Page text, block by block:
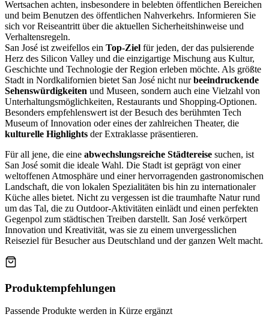
Wertsachen achten, insbesondere in belebten öffentlichen Bereichen
und beim Benutzen des öffentlichen Nahverkehrs. Informieren Sie
sich vor Reiseantritt über die aktuellen Sicherheitshinweise und
Verhaltensregeln.
San José ist zweifellos ein Top-Ziel für jeden, der das pulsierende
Herz des Silicon Valley und die einzigartige Mischung aus Kultur,
Geschichte und Technologie der Region erleben möchte. Als größte
Stadt in Nordkalifornien bietet San José nicht nurbeeindruckende
Sehenswürdigkeiten und Museen, sondern auch eine Vielzahl von
Unterhaltungsmöglichkeiten, Restaurants und Shopping-Optionen.
Besonders empfehlenswert ist der Besuch des berühmten Tech
Museum of Innovation oder eines der zahlreichen Theater, die
kulturelle Highlights der Extraklasse präsentieren.
Für all jene, die eine abwechslungsreiche Städtereise suchen, ist
San José somit die ideale Wahl. Die Stadt ist geprägt von einer
weltoffenen Atmosphäre und einer hervorragenden gastronomischen
Landschaft, die von lokalen Spezialitäten bis hin zu internationaler
Küche alles bietet. Nicht zu vergessen ist die traumhafte Natur rund
um das Tal, die zu Outdoor-Aktivitäten einlädt und einen perfekten
Gegenpol zum städtischen Treiben darstellt. San José verkörpert
Innovation und Kreativität, was sie zu einem unvergesslichen
Reiseziel für Besucher aus Deutschland und der ganzen Welt macht.
Produktempfehlungen
Passende Produkte werden in Kürze ergänzt